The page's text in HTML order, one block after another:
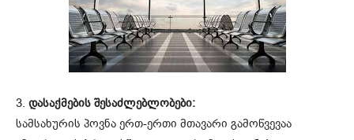
3. დასაქმების შესაძლებლობები:
სამსახურის პოვნა ერთ-ერთი მთავარი გამოწვევაა